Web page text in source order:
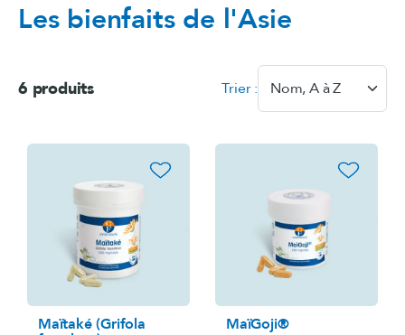
Les bienfaits de l'Asie
6 produits Trier : Nom, A à Z
favorite_border
Maïtaké (Grifola
favorite_border
MaïGoji®